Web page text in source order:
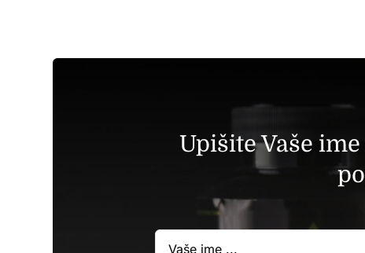
Upišite Vaše